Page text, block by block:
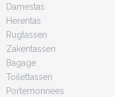
Damestas
Herentas
Rugtassen
Zakentassen
Bagage
Toilettassen
Portemonnees